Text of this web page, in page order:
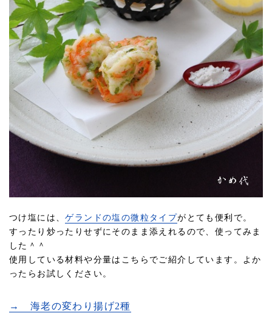
つけ塩には、ゲランドの塩の微粒タイプがとても便利で。
すったり炒ったりせずにそのまま添えれるので、使ってみま
した＾＾
使用している材料や分量はこちらでご紹介しています。よか
ったらお試しください。
→ 海老の変わり揚げ2種